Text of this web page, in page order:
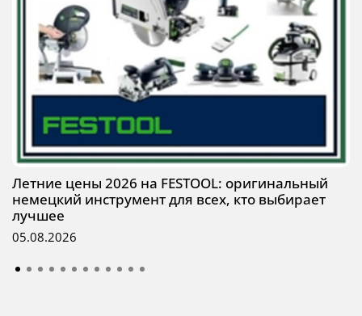
Летние цены 2026 на FESTOOL: оригинальный
немецкий инструмент для всех, кто выбирает
лучшее
05.08.2026